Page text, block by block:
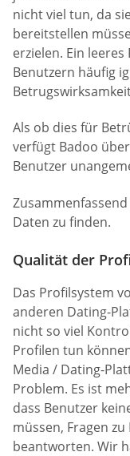
nicht viel tun, da
bereitstellen
erzielen. Ein
Benutzern häufig
Als ob dies für
verfügt Badoo
Benutzer
Daten zu finden.
Qualität der
Das Profilsystem
anderen Dating-
nicht so viel
Profilen tun
Media / Dating-
Problem. Es ist
dass Benutzer
müssen, Fragen
beantworten. Wir